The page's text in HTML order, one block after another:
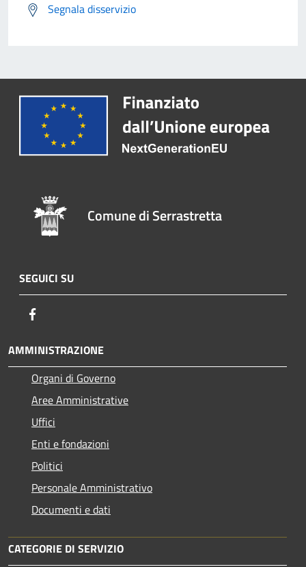
Segnala disservizio
Comune di Serrastretta
SEGUICI SU
AMMINISTRAZIONE
Organi di Governo
Aree Amministrative
Uffici
Enti e fondazioni
Politici
Personale Amministrativo
Documenti e dati
CATEGORIE DI SERVIZIO